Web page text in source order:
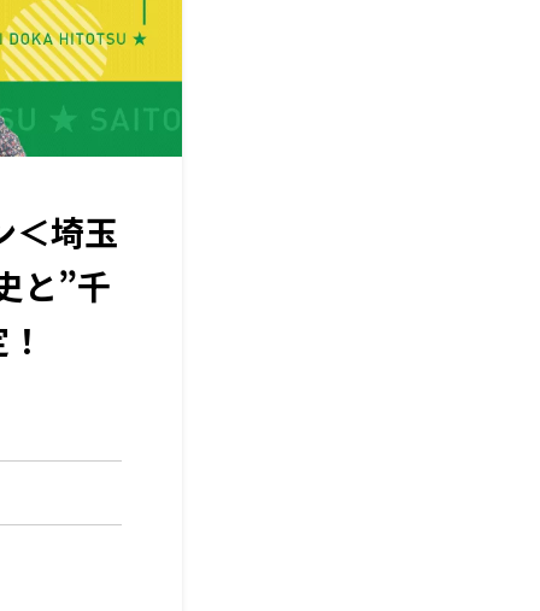
＜埼玉
と”千